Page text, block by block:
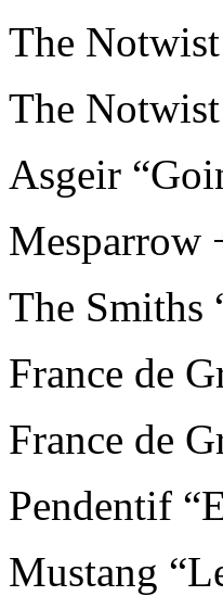
The
The
Asgeir
Mesparrow
The Smiths
France de
France de
Pendentif
Mustang